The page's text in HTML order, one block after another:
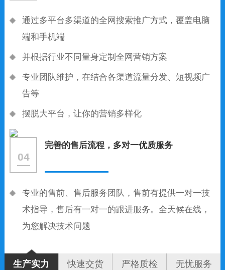
通过多平台多渠道的全网搜索推广方式，覆盖电脑
端和手机端
并根据行业不同量身定制全网营销方案
专业团队维护，在结合各渠道流量分发、短视频广
告等
摆脱大平台，让你的营销多样化
04
完善的售后流程，多对一优质服务
专业的售前、售后服务团队，售前有提供一对一技
术指导，售后有一对一的跟进服务。全天候在线，
为您解决技术问题
生产实力 快速交货 严格质检 无忧服务